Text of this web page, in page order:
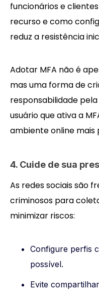
funcionários e
recurso e como
reduz a resistência
Adotar MFA não é
mas uma forma de
responsabilidade
usuário que ativa a
ambiente online mais
4. Cuide de sua
As redes sociais são
criminosos para
minimizar riscos:
Configure perfis
possível.
Evite